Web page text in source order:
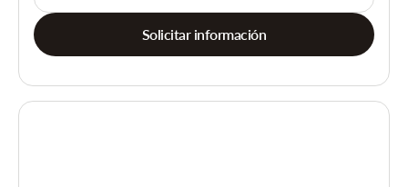
Solicitar información